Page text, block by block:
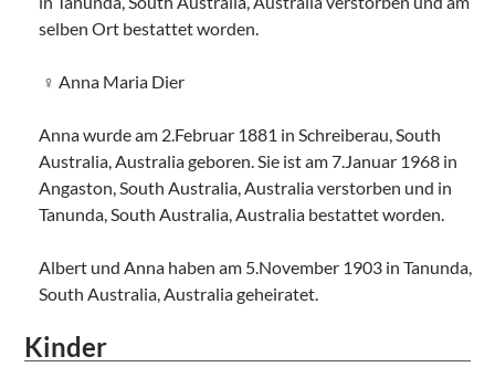
selben Ort bestattet worden.
Anna Maria Dier
Anna wurde am 2.Februar 1881 in Schreiberau, South
Australia, Australia geboren. Sie ist am 7.Januar 1968 in
Angaston, South Australia, Australia verstorben und in
Tanunda, South Australia, Australia bestattet worden.
Albert und Anna haben am 5.November 1903 in Tanunda,
South Australia, Australia geheiratet.
Kinder